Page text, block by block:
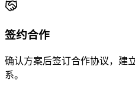
签约合作
确认方案后签订合作协议，建
系。